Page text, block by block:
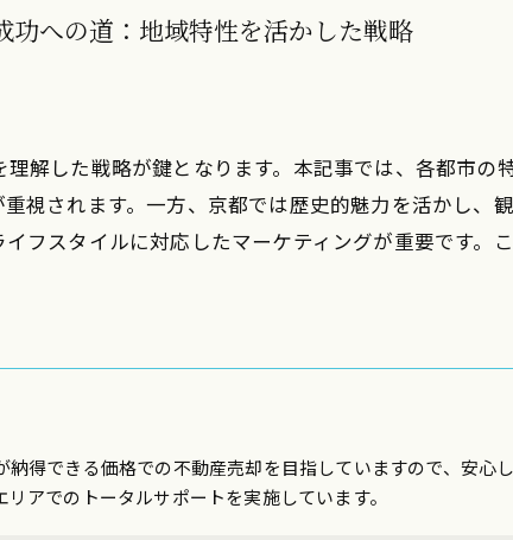
への道：地域特性を活かした戦略
解した戦略が鍵となります。本記事では、各都市の
視されます。一方、京都では歴史的魅力を活かし、
フスタイルに対応したマーケティングが重要です。
得できる価格での不動産売却を目指していますので、安心
アでのトータルサポートを実施しています。